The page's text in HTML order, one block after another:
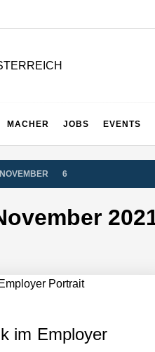
MACHER JOBS EVENTS
NOVEMBER 6
im Employer
im Employer Portrait
Schwitzen? Dieses
Wie ein österreichisches
Messner von Mazing